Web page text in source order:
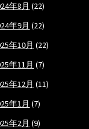
年8月 (22)
年9月 (22)
年10月 (22)
年11月 (7)
年12月 (11)
年1月 (7)
年2月 (9)